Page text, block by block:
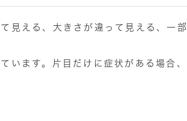
見える、大きさが違って見える、一部
います。片目だけに症状がある場合、